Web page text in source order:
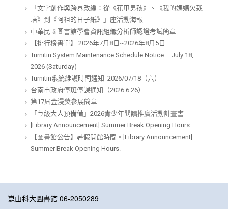
「文字創作與跨界改編：從《花甲男孩》、《我的媽媽欠栽
培》到《阿祖的日子紙》」座活動海報
中華民國圖書館學會資訊組織分析師認證考試簡章
【排行榜書單】 2026年7月8日~2026年8月5日
Turnitin System Maintenance Schedule Notice – July 18,
2026 (Saturday)
Turnitin系統維護時間通知_2026/07/18（六）
台南市政府停班停課通知（2026.6.26）
第17屆金漫獎參展簡章
「ㄅ級大人預備備」2026青少年閱讀推廣活動計畫書
[Library Announcement] Summer Break Opening Hours.
【圖書館公告】暑假開館時間。[Library Announcement]
Summer Break Opening Hours.
崑山科大圖書館 06-2050289